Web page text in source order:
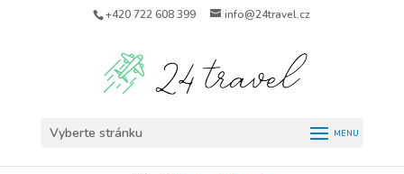
+420 722 608 399 info@24travel.cz
Vyberte stránku